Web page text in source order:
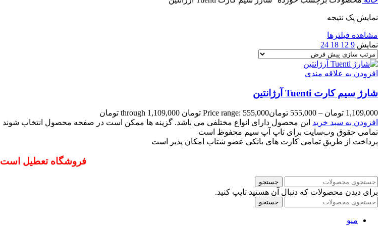
نمایش یک نتیجه
مشاهده فیلترها
نمایش 9
12
18
24
افزودن به علاقه مندی
شارژ سیم کارت Tuenti آرژانتین
1,109,000 تومان –
555,000 تومانPrice range: 555,000 تومان through 1,109,000 تومان
افزودن به سبد خرید این محصول دارای انواع مختلفی می باشد. گزینه ها ممکن است در صفحه محصول انتخاب شوند
تمامی حقوق وب‌سایت برای تاپ آپ سیم محفوظ است
پرداخت از طریق تمامی کارت های بانکی عضو شتاب امکان پذیر است
فروشگاه تعطیل است
جستجو
برای دیدن محصولات که دنبال آن هستید تایپ کنید.
جستجو
منو